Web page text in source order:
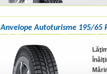
Anvelope Autoturisme 195/65